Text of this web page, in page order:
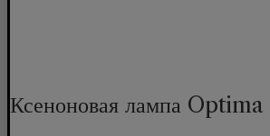
Ксеноновая лампа